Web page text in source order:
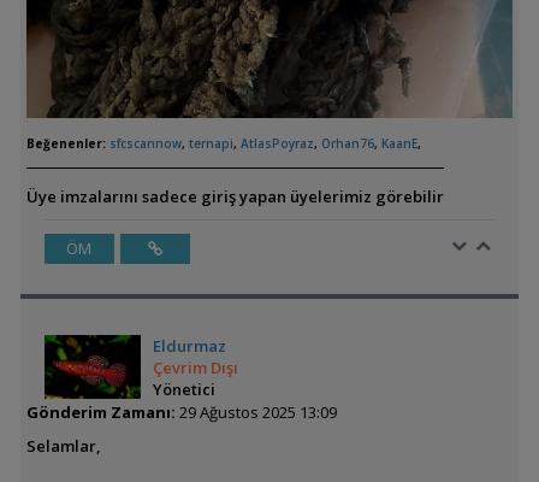
Beğenenler: sfcscannow, ternapi, AtlasPoyraz, Orhan76, KaanE,
Üye imzalarını sadece giriş yapan üyelerimiz görebilir
ÖM
Eldurmaz
Çevrim Dışı
Yönetici
Gönderim Zamanı: 29 Ağustos 2025 13:09
Selamlar,